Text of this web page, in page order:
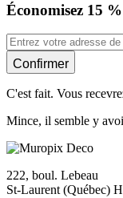
Économisez 15
Confirmer
C'est fait. Vous
Mince, il semble y
222, boul. Lebeau
St-Laurent (Québec)